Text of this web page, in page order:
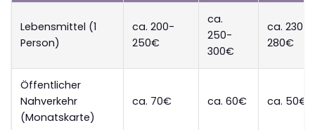
Lebensmittel (1
Person)
ca. 200-
250€
ca.
250-
300€
ca. 230-
280€
Öffentlicher
Nahverkehr
(Monatskarte)
ca. 70€ ca. 60€ ca. 50€